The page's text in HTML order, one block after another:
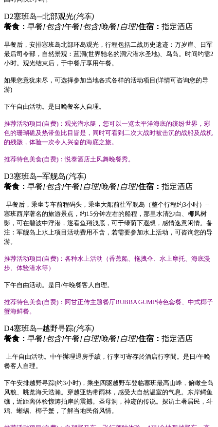
D2塞班岛─北部观光(汽车)
餐食： 早餐[包含]午餐[包含]晚餐[自理]住宿： 指定酒店
早餐后，安排塞班岛北部环岛观光，行程包括二战历史遗迹：万岁崖、日军
最后司令部，自然景观：蓝洞(世界驰名的洞穴潜水圣地) 、鸟岛。时间约需2
小时。观光结束后，于中餐厅享用午餐。
如果您意犹未尽，可选择参加当地各式各样的活动项目 (详情可咨询您的导
游)
下午自由活动。是日晚餐客人自理。
推荐活动项目 (自费) ：观光潜水艇 ， 您可以一览太平洋海底的缤纷世界，彩
色的珊瑚礁及热带鱼比目皆是，同时可看到二次大战时被击沉的战船及战机
的残骸，体验一次令人兴奋的海底之旅。
推荐特色美食(自费) ：悦泰酒店土风舞晚餐秀。
D3塞班岛─军舰岛(汽车)
餐食： 早餐[包含]午餐[自理]晚餐[自理]住宿： 指定酒店
早餐后，乘坐专车前程码头 ，乘坐大船前往军舰岛（整个行程约3小时） --
塞班西岸著名的旅游景点，约15分钟左右的船程，那里水清沙白、椰风树
影，可在碧波中浮潜，逐看鱼翔浅底，可于绿荫下遐想，感情逸意闲情。备
注：军舰岛上水上项目活动费用不含，若需要参加水上活动，可咨询您的导
游。
推荐活动项目 (自费) ： 各种水上活动（香蕉船、拖拽伞、水上摩托、海底漫
步、体验潜水等）
下午自由活动。是日 /午晚餐客人自理。
推荐特色美食(自费) ： 阿甘正传主题餐厅BUBBA GUMP特色套餐、 中式椰子
蟹海鲜餐。
D4塞班岛─越野寻踪(汽车)
餐食： 早餐[包含]午餐[自理]晚餐[自理]住宿： 指定酒店
上午自由活动。 中午辦理退房手續，行李可寄存於酒店行李間。 是日 /午晚
餐客人自理。
下午安排越野寻踪(约3小时) ，乘坐四驱越野车登临塞班最高山峰，俯瞰全岛
风貌、眺览海天浩瀚。穿越亚热带雨林，感受大自然温室的气息。东岸鳄鱼
礁，近距离体验惊涛拍岸的震撼。圣母洞，神迹的传说。探访土著居民，斗
鸡、蜥蜴、椰子蟹，了解当地民俗风情。